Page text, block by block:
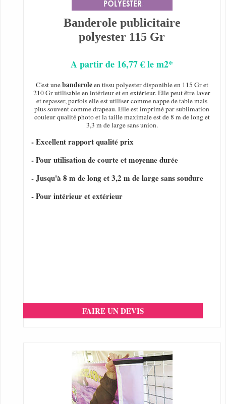
Banderole publicitaire
polyester 115 Gr
A partir de 16,77 € le m2*
C'est unebanderoleen tissu polyester disponible en 115 Gr et
210 Gr utilisable en intérieur et en extérieur. Elle peut être laver
et repasser, parfois elle est utiliser comme nappe de table mais
plus souvent comme drapeau. Elle est imprimé par sublimation
couleur qualité photo et la taille maximale est de 8 m de long et
3,3 m de large sans union.
- Excellent rapport qualité prix
- Pour utilisation de courte et moyenne durée
- Jusqu'à 8 m de long et 3,2 m de large sans soudure
- Pour intérieur et extérieur
FAIRE UN DEVIS